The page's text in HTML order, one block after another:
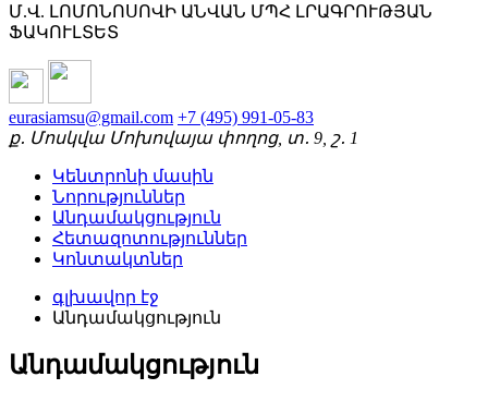
Մ.Վ. ԼՈՄՈՆՈՍՈՎԻ ԱՆՎԱՆ ՄՊՀ ԼՐԱԳՐՈՒԹՅԱՆ
ՖԱԿՈՒԼՏԵՏ
eurasiamsu@gmail.com +7 (495) 991-05-83
ք․ Մոսկվա Մոխովայա փողոց, տ․ 9, շ․ 1
Կենտրոնի մասին
Նորություններ
Անդամակցություն
Հետազոտություններ
Կոնտակտներ
գլխավոր էջ
Անդամակցություն
Անդամակցություն